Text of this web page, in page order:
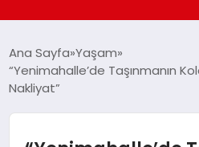
YAŞAM
GÜNCEL
Ana Sayfa Yaşam
“Yenimahalle’de Taşınmanın
Nakliyat”